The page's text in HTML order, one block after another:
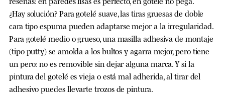
¿Hay solución? Para gotelé suave, las tiras gruesas de doble
cara tipo espuma pueden adaptarse mejor a la irregularidad.
Para gotelé medio o grueso, una masilla adhesiva de montaje
(tipo putty) se amolda a los bultos y agarra mejor, pero tiene
un pero: no es removible sin dejar alguna marca. Y si la
pintura del gotelé es vieja o está mal adherida, al tirar del
adhesivo puedes llevarte trozos de pintura.